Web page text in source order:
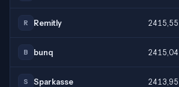
R Remitly 2415,55
B bunq 2415,04
S Sparkasse 2413,95